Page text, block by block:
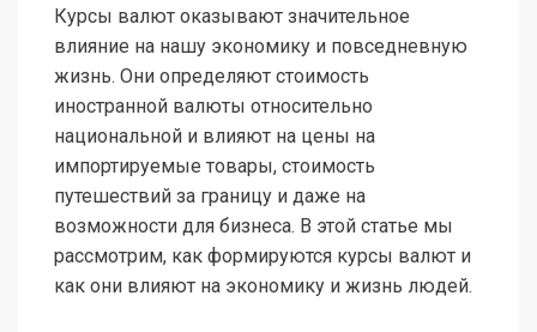
Курсы валют оказывают значительное
влияние на нашу экономику и повседневную
жизнь. Они определяют стоимость
иностранной валюты относительно
национальной и влияют на цены на
импортируемые товары, стоимость
путешествий за границу и даже на
возможности для бизнеса. В этой статье мы
рассмотрим, как формируются курсы валют и
как они влияют на экономику и жизнь людей.